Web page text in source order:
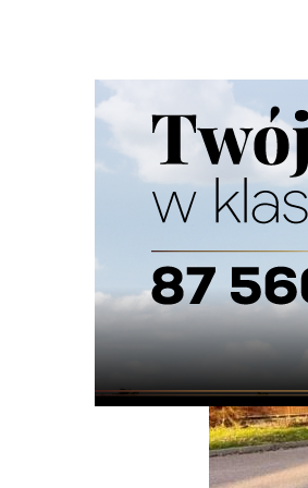
Ścieżka
nawigacyjna
Strona główna
Z ŻYCIA MIASTA 07/11/2025
Będą nowe chodniki